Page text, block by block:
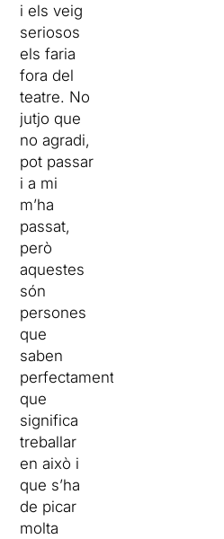
i els veig
seriosos
els faria
fora del
teatre. No
jutjo que
no agradi,
pot passar
i a mi
m’ha
passat,
però
aquestes
són
persones
que
saben
perfectament
que
significa
treballar
en això i
que s’ha
de picar
molta